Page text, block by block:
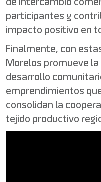
participantes y
impacto positivo en
Finalmente, con
Morelos promueve
desarrollo
emprendimientos
consolidan la
tejido productivo